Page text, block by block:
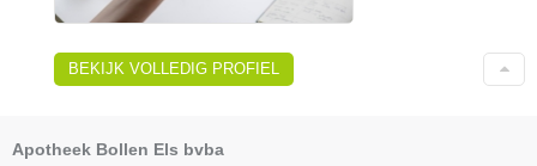
BEKIJK VOLLEDIG PROFIEL
Apotheek Bollen Els bvba